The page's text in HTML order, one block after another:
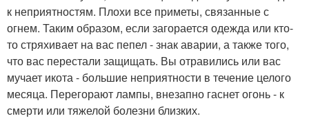
к неприятностям. Плохи все приметы, связанные с
огнем. Таким образом, если загорается одежда или кто-
то стряхивает на вас пепел - знак аварии, а также того,
что вас перестали защищать. Вы отравились или вас
мучает икота - большие неприятности в течение целого
месяца. Перегорают лампы, внезапно гаснет огонь - к
смерти или тяжелой болезни близких.